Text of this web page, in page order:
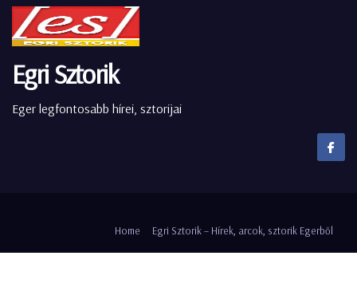
Egri Sztorik
Eger legfontosabb hírei, sztorijai
Home Egri Sztorik – Hírek, arcok, sztorik Egerből